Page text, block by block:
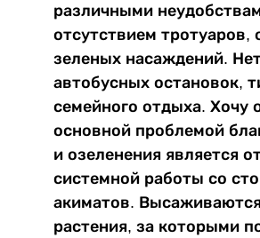
различными
отсутствием тротуаров,
зеленых насаждений.
автобусных остановок,
семейного отдыха. Хочу
основной проблемой
и озеленения является
системной работы со
акиматов.
растения, за которыми